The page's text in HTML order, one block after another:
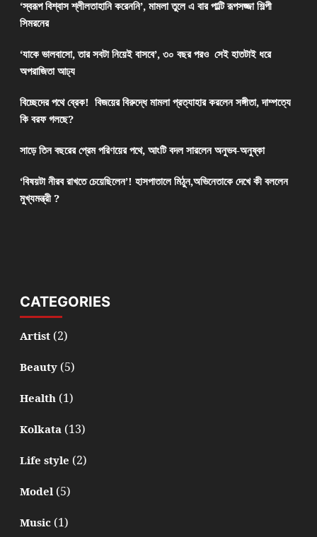
‘স্বরূপ বিশ্বাস শ্লীলতাহানি করেননি’, মামলা তুলে এ বার পাল্টি রূপসজ্জা শিল্পী
সিমরনের
‘যাকে ভালবাসো, তার সবটা নিয়েই বাসবে’, ৩০ বছর পরও সেই হাতটাই ধরে
অপরাজিতা আঢ্য
বিচ্ছেদের পথে ব্রেক! বিজয়ের বিরুদ্ধে মামলা প্রত্যাহার করলেন সঙ্গীতা, দাম্পত্যে
কি বরফ গলছে?
সাড়ে তিন বছরের প্রেম পরিণয়ের পথে, আংটি বদল সারলেন অনুভব-অনুষ্কা
‘বিষয়টা নীরব রাখতে চেয়েছিলেন’! হাসপাতালে মিঠুন,অভিনেতাকে দেখে কী বললেন
মুখ্যমন্ত্রী ?
CATEGORIES
Artist(2)
Beauty(5)
Health(1)
Kolkata(13)
Life style (2)
Model(5)
Music(1)